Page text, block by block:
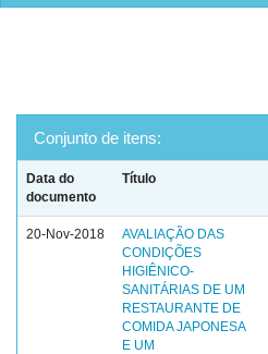
Conjunto de itens:
Data do
documento
Título
20-Nov-2018
AVALIAÇÃO DAS
CONDIÇÕES
HIGIÊNICO-
SANITÁRIAS DE UM
RESTAURANTE DE
COMIDA JAPONESA
E UM